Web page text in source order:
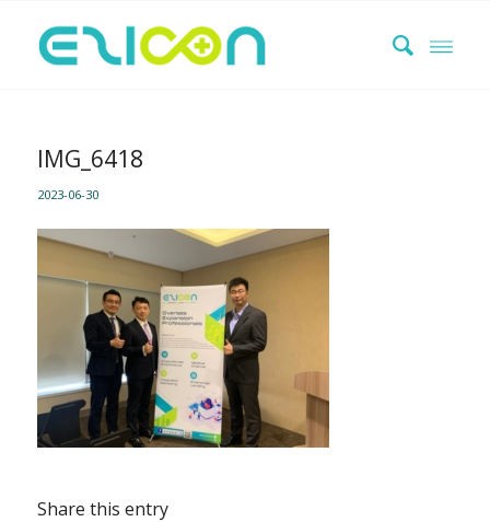
IMG_6418
2023-06-30
Share this entry